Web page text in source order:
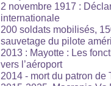
2 novembre 1917 :
internationale
200 soldats mobilisés,
sauvetage du pilote
2013 : Mayotte : Les
vers l’aéroport
2014 - mort du patron de